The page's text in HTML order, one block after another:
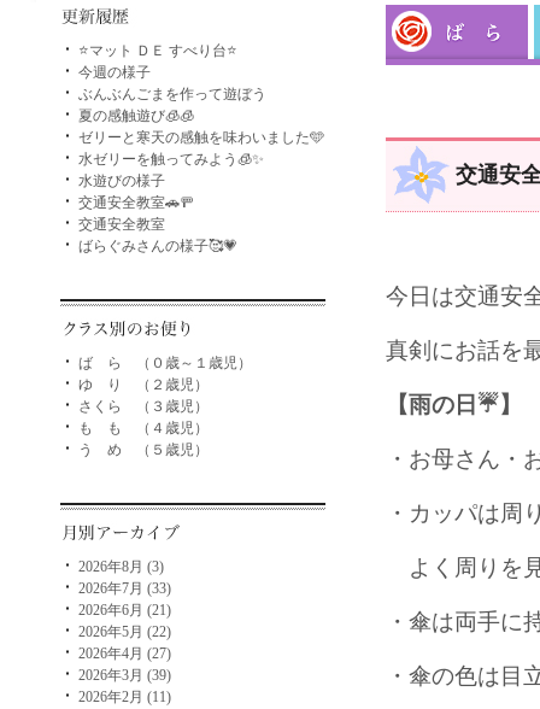
⭐マット ＤＥ すべり台⭐
今週の様子
ぶんぶんごまを作って遊ぼう
夏の感触遊び🧊🧊
ゼリーと寒天の感触を味わいました🩵
水ゼリーを触ってみよう🧊✨
水遊びの様子
交通安全教室🚗🚥
交通安全教室
ばらぐみさんの様子🥰💗
ば ら （０歳～１歳児）
ゆ り （２歳児）
さくら （３歳児）
も も （４歳児）
う め （５歳児）
2026年8月 (3)
2026年7月 (33)
2026年6月 (21)
2026年5月 (22)
2026年4月 (27)
2026年3月 (39)
2026年2月 (11)
交通安
今日は交通安
真剣にお話を
【雨の日☔】
・お母さん・
・カッパは周
よく周りを
・傘は両手に
・傘の色は目